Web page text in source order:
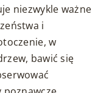
niezwykle ważne
i
w
bawić się